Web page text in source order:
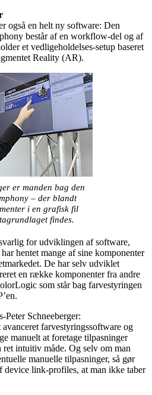
også en helt ny software: Den
består af en workflow-del og af
et vedligeholdelses-setup baseret
Reality (AR).
er manden bag den
– der blandt
i en grafisk fil
findes.
for udviklingen af software,
hentet mange af sine komponenter
De har selv udviklet
en række komponenter fra andre
som står bag farvestyringen
Peter Schneeberger:
farvestyringssoftware og
manuelt at foretage tilpasninger
ret intuitiv måde. Og selv om man
manuelle tilpasninger, så gør
device link-profiles, at man ikke taber